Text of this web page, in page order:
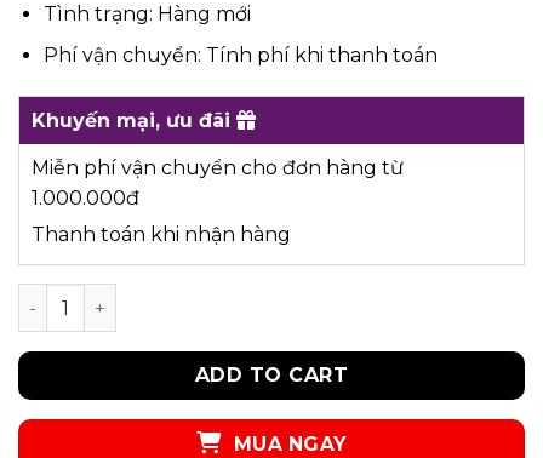
Tình trạng: Hàng mới
Phí vận chuyển: Tính phí khi thanh toán
Khuyến mại, ưu đãi
Miễn phí vận chuyển cho đơn hàng từ
1.000.000đ
Thanh toán khi nhận hàng
UPAR40 - ĐẦM quantity
ADD TO CART
MUA NGAY